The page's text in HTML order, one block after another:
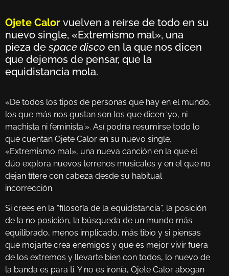
Ojete Calor vuelven a reírse de todo en su
nuevo single, «Extremismo mal», una
pieza despace disco en la que nos dicen
que dejemos de pensar, que la
equidistancia mola.
«De todos los tipos de personas que hay en el mundo,
los que más nos gustan son los que dicen ‘yo, ni
machista ni feminista'». Así podría resumirse todo lo
que cuentan Ojete Calor en su nuevo single,
«Extremismo mal», una nueva canción en la que el
dúo explora nuevos terrenos musicales y en el que no
dejan títere con cabeza desde su habitual
incorrección.
Si crees en la “filosofía de la equidistancia”, la posición
de la no posición, la búsqueda de un mundo más
equilibrado, menos implicado, más tibio y si piensas
que mojarte crea enemigos y que es mejor vivir fuera
de los extremos y llevarte bien con todos, lo nuevo de
la banda es para ti. Y no es ironía, Ojete Calor abogan